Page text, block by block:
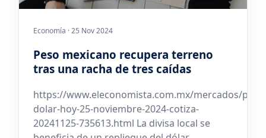
Economía · 25 Nov 2024
Peso mexicano recupera terreno
tras una racha de tres caídas
https://www.eleconomista.com.mx/mercados/
dolar-hoy-25-noviembre-2024-cotiza-
20241125-735613.html La divisa local se